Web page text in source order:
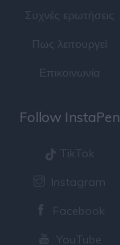
Συχνές ερωτήσεις
Πως λειτουργεί
Επικοινωνία
Follow InstaPen
TikTok
Instagram
Facebook
YouTube